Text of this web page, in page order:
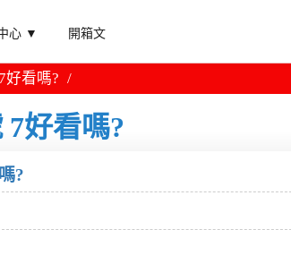
心 ▼ 開箱文
好看嗎?
好看嗎?
?